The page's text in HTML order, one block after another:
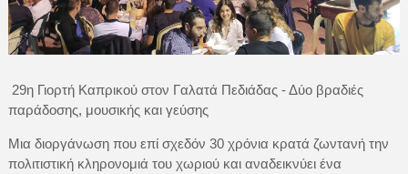
29η Γιορτή Καπρικού στον Γαλατά Πεδιάδας - Δύο βραδιές
παράδοσης, μουσικής και γεύσης
Μια διοργάνωση που επί σχεδόν 30 χρόνια κρατά ζωντανή την
πολιτιστική κληρονομιά του χωριού και αναδεικνύει ένα